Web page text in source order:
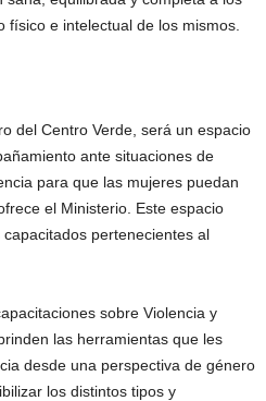
e intelectual de los mismos.
del Centro Verde, será un espacio
ante situaciones de
para que las mujeres puedan
el Ministerio. Este espacio
pertenecientes al
sobre Violencia y
las herramientas que les
desde una perspectiva de género
los distintos tipos y